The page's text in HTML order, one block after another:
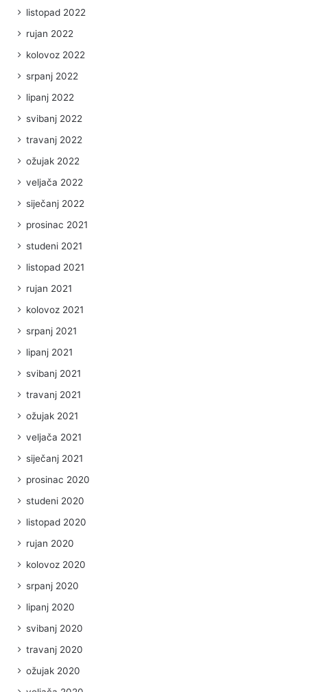
listopad 2022
rujan 2022
kolovoz 2022
srpanj 2022
lipanj 2022
svibanj 2022
travanj 2022
ožujak 2022
veljača 2022
siječanj 2022
prosinac 2021
studeni 2021
listopad 2021
rujan 2021
kolovoz 2021
srpanj 2021
lipanj 2021
svibanj 2021
travanj 2021
ožujak 2021
veljača 2021
siječanj 2021
prosinac 2020
studeni 2020
listopad 2020
rujan 2020
kolovoz 2020
srpanj 2020
lipanj 2020
svibanj 2020
travanj 2020
ožujak 2020